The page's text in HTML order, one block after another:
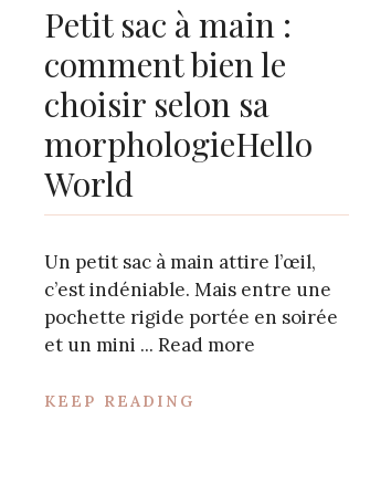
Petit sac à main :
comment bien le
choisir selon sa
morphologieHello
World
Un petit sac à main attire l’œil,
c’est indéniable. Mais entre une
pochette rigide portée en soirée
et un mini ... Read more
KEEP READING